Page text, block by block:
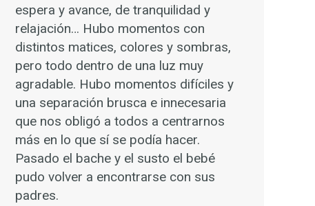
espera y avance, de tranquilidad y
relajación… Hubo momentos con
distintos matices, colores y sombras,
pero todo dentro de una luz muy
agradable. Hubo momentos difíciles y
una separación brusca e innecesaria
que nos obligó a todos a centrarnos
más en lo que sí se podía hacer.
Pasado el bache y el susto el bebé
pudo volver a encontrarse con sus
padres.